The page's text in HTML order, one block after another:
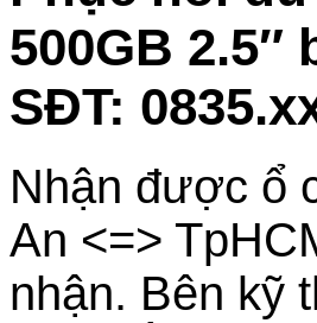
500GB
SĐT:
Nhận được ổ
An <=>
nhận. Bên kỹ